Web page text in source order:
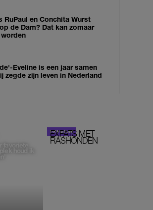
RuPaul en Conchita Wurst
de Dam? Dat kan zomaar
Eveline is een jaar samen
zegde zijn leven in Nederland
favoriete
houd ik
EXPATS MET
RASHONDEN